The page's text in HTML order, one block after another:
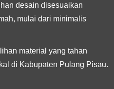
desain disesuaikan
mulai dari minimalis
material yang tahan
di Kabupaten Pulang Pisau.